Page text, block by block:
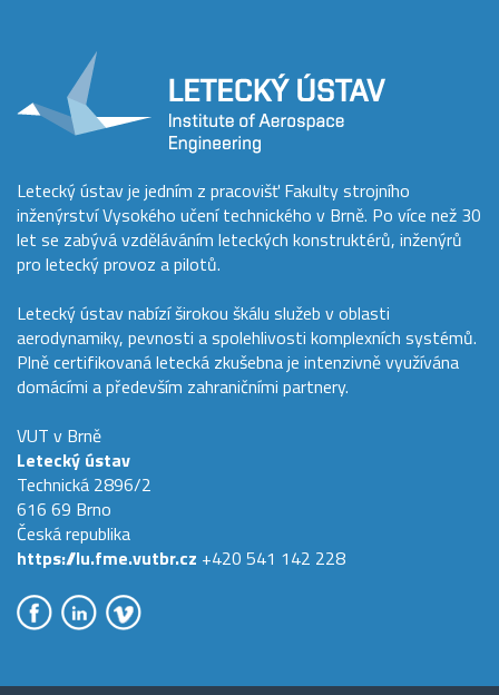
Letecký ústav je jedním z pracovišť Fakulty strojního
inženýrství Vysokého učení technického v Brně. Po více než 30
let se zabývá vzděláváním leteckých konstruktérů, inženýrů
pro letecký provoz a pilotů.
Letecký ústav nabízí širokou škálu služeb v oblasti
aerodynamiky, pevnosti a spolehlivosti komplexních systémů.
Plně certifikovaná letecká zkušebna je intenzivně využívána
domácími a především zahraničními partnery.
VUT v Brně
Letecký ústav
Technická 2896/2
616 69 Brno
Česká republika
https://lu.fme.vutbr.cz +420 541 142 228